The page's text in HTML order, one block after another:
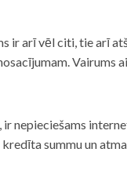
arī vēl citi, tie arī
summu un